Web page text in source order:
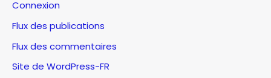
Connexion
Flux des publications
Flux des commentaires
Site de WordPress-FR